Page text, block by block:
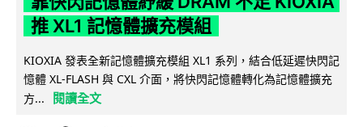
推 XL1 記憶體擴充模組
KIOXIA 發表全新記憶體擴充模組 XL1 系列，結合低延遲快閃記
憶體 XL-FLASH 與 CXL 介面，將快閃記憶體轉化為記憶體擴充
方...
閱讀全文